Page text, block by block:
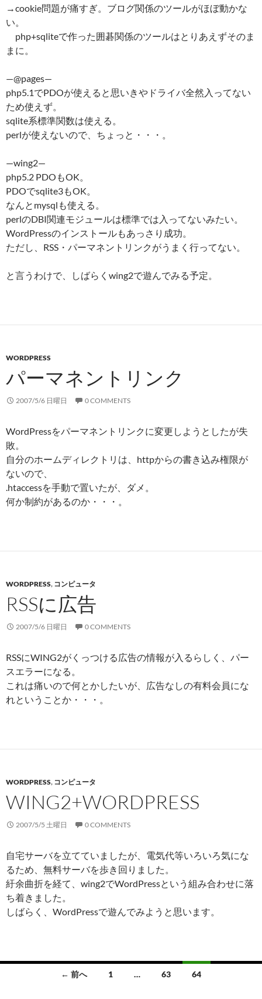
→cookie問題が痛すぎ。ブログ関係のツールがほぼ動かな
い。
php+sqliteで作った囲碁関係のツールはとりあえずそのま
まに。
—@pages—
php5.1でPDOが使えると思いきやドライバ全然入ってない
ため使えず。
sqlite系標準関数は使える。
perlが使えないので、ちょっと・・・。
—wing2—
php5.2 PDOもOK。
PDOでsqlite3もOK。
なんとmysqlも使える。
perlのDBI関連モジュールは標準では入ってないみたい。
WordPressのインストールもあっさり成功。
ただし、RSS・パーマネントリンクがうまく行ってない。
と言うわけで、しばらくwing2で遊んでみる予定。
WORDPRESS
パーマネントリンク
2007/5/6 日曜日 0 COMMENTS
WordPressをパーマネントリンクに変更しようとしたが失
敗。
自分のホームディレクトリは、httpからの書き込み権限が
ないので、
.htaccessを手動で置いたが、ダメ。
何か制約があるのか・・・。
WORDPRESS, コンピュータ
RSSに広告
2007/5/6 日曜日 0 COMMENTS
RSSにWING2がくっつける広告の情報が入るらしく、パー
スエラーになる。
これは痛いので何とかしたいが、広告なしの有料会員にな
れということか・・・。
WORDPRESS, コンピュータ
WING2+WORDPRESS
2007/5/5 土曜日 0 COMMENTS
自宅サーバを立てていましたが、電気代等いろいろ気にな
るため、無料サーバを歩き回りました。
紆余曲折を経て、wing2でWordPressという組み合わせに落
ち着きました。
しばらく、WordPressで遊んでみようと思います。
← 前へ 1 … 63 64